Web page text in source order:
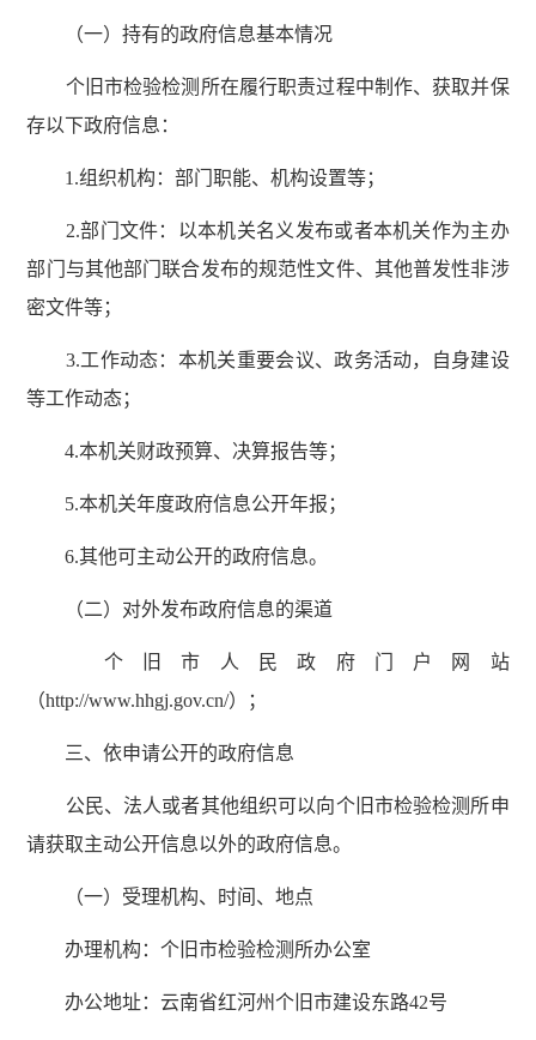
（一）持有的政府信息基本情况
个旧市检验检测所在履行职责过程中制作、获取并保
存以下政府信息：
1.组织机构：部门职能、机构设置等；
2.部门文件：以本机关名义发布或者本机关作为主办
部门与其他部门联合发布的规范性文件、其他普发性非涉
密文件等；
3.工作动态：本机关重要会议、政务活动，自身建设
等工作动态；
4.本机关财政预算、决算报告等；
5.本机关年度政府信息公开年报；
6.其他可主动公开的政府信息。
（二）对外发布政府信息的渠道
个旧市人民政府门户网站
（http://www.hhgj.gov.cn/）；
三、依申请公开的政府信息
公民、法人或者其他组织可以向个旧市检验检测所申
请获取主动公开信息以外的政府信息。
（一）受理机构、时间、地点
办理机构：个旧市检验检测所办公室
办公地址：云南省红河州个旧市建设东路42号